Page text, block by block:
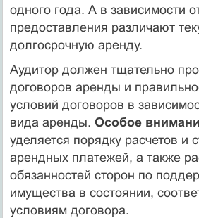
одного года. А в зависимости
предоставления различают
долгосрочную аренду.
Аудитор должен тщательно
договоров аренды и
условий договоров в
вида аренды. Особое
уделяется порядку расчетов и
арендных платежей, а также
обязанностей сторон по
имущества в состоянии,
условиям договора.